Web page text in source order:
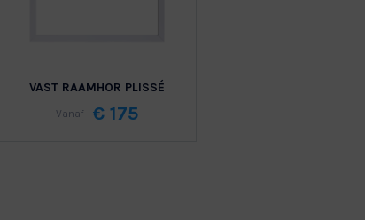
VAST RAAMHOR PLISSÉ
Vanaf € 175